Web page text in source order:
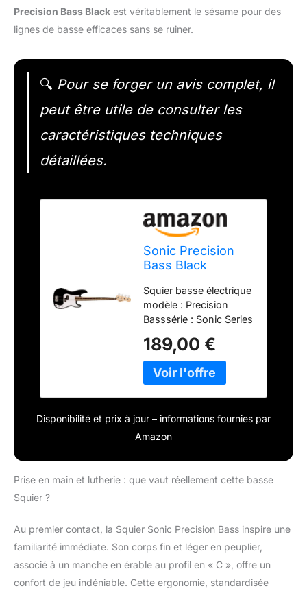
Precision Bass Black est véritablement le sésame pour des
lignes de basse efficaces sans se ruiner.
🔍 Pour se forger un avis complet, il
peut être utile de consulter les
caractéristiques techniques
détaillées.
Sonic Precision
Bass Black
Squier basse électrique
modèle : Precision
Basssérie : Sonic Series
peuplier (Poplar) finition
: vernis polyuréthane
brillantmanche fixation
(maple)
189,00 €
Disponibilité et prix à jour – informations fournies par
Amazon
Prise en main et lutherie : que vaut réellement cette basse
Squier ?
Au premier contact, la Squier Sonic Precision Bass inspire une
familiarité immédiate. Son corps fin et léger en peuplier,
associé à un manche en érable au profil en « C », offre un
confort de jeu indéniable. Cette ergonomie, standardisée